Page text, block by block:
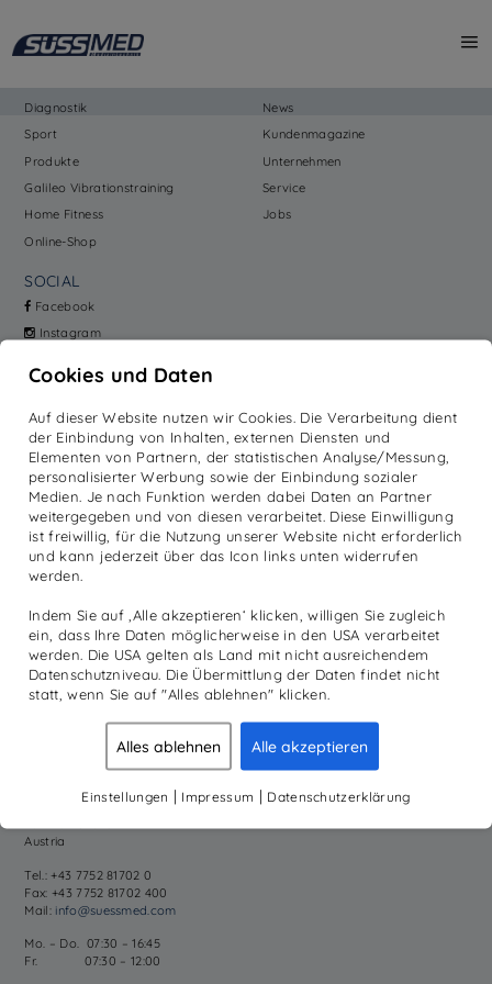
PRODUKTE
Diagnostik
Sport
Produkte
Galileo Vibrationstraining
Home Fitness
Online-Shop
News
Kundenmagazine
Unternehmen
Service
Jobs
SOCIAL
Facebook
Instagram
NEWSLETTER ANMELDUNG
regelmäßig über aktuelle Themen aus dem Unternehmen, sowie
Produktneuheiten und Informationen aus unserer Academy.
SÜSS MEDIZINTECHNIK GMBH
Fuchsleiten 3
Austria
Tel.: +43 7752 81702 0
Fax: +43 7752 81702 400
Mail: info@suessmed.com
Mo. – Do. 07:30 – 16:45
Fr. 07:30 – 12:00
Cookies und Daten
Auf dieser Website nutzen wir Cookies. Die Verarbeitung dient
der Einbindung von Inhalten, externen Diensten und
Elementen von Partnern, der statistischen Analyse/Messung,
personalisierter Werbung sowie der Einbindung sozialer
Medien. Je nach Funktion werden dabei Daten an Partner
weitergegeben und von diesen verarbeitet. Diese Einwilligung
ist freiwillig, für die Nutzung unserer Website nicht erforderlich
und kann jederzeit über das Icon links unten widerrufen
werden.
Indem Sie auf ‚Alle akzeptieren‘ klicken, willigen Sie zugleich
ein, dass Ihre Daten möglicherweise in den USA verarbeitet
werden. Die USA gelten als Land mit nicht ausreichendem
Datenschutzniveau. Die Übermittlung der Daten findet nicht
statt, wenn Sie auf "Alles ablehnen" klicken.
Alles ablehnen Alle akzeptieren
Einstellungen | Impressum | Datenschutzerklärung